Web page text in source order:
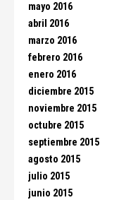
mayo 2016
abril 2016
marzo 2016
febrero 2016
enero 2016
diciembre 2015
noviembre 2015
octubre 2015
septiembre 2015
agosto 2015
julio 2015
junio 2015